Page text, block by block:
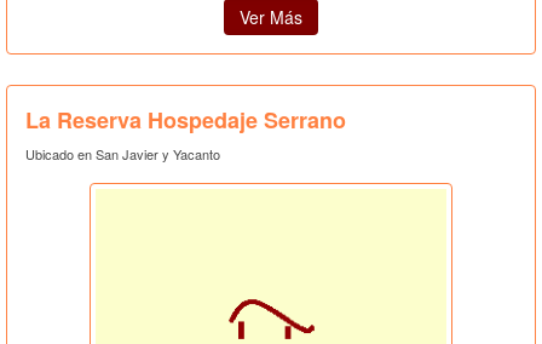
Ver Más
La Reserva Hospedaje Serrano
Ubicado en San Javier y Yacanto